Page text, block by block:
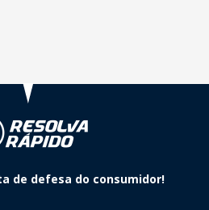
de defesa do consumidor!